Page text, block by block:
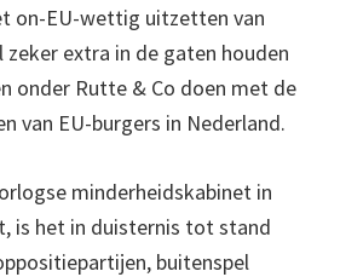
on-EU-wettig uitzetten van
zeker extra in de gaten houden
onder Rutte & Co doen met de
van EU-burgers in Nederland.
minderheidskabinet in
is het in duisternis tot stand
buitenspel